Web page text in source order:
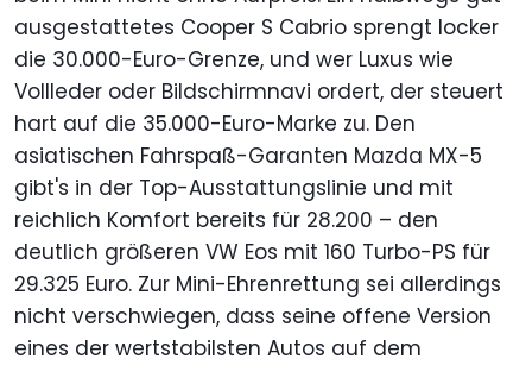
ausgestattetes Cooper S Cabrio sprengt locker
die 30.000-Euro-Grenze, und wer Luxus wie
Vollleder oder Bildschirmnavi ordert, der steuert
hart auf die 35.000-Euro-Marke zu. Den
asiatischen Fahrspaß-Garanten Mazda MX-5
gibt's in der Top-Ausstattungslinie und mit
reichlich Komfort bereits für 28.200 – den
deutlich größeren VW Eos mit 160 Turbo-PS für
29.325 Euro. Zur Mini-Ehrenrettung sei allerdings
nicht verschwiegen, dass seine offene Version
eines der wertstabilsten Autos auf dem